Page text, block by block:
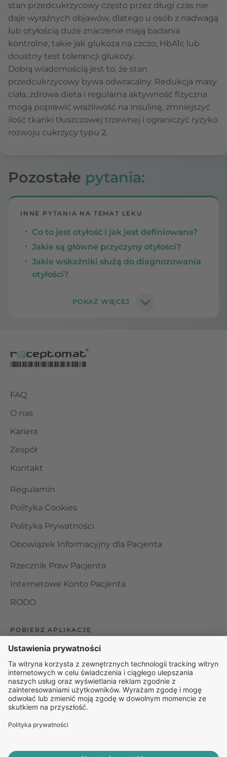
stan przedcukrzycowy często przez długi czas nie
daje wyraźnych objawów, dlatego u osób z nadwagą
lub otyłością duże znaczenie mają badania
kontrolne, takie jak glukoza na czczo, HbA1c lub
doustny test tolerancji glukozy.
Dobrą wiadomością jest to, że stan
przedcukrzycowy bywa odwracalny. Redukcja masy
ciała, zdrowa dieta i regularna aktywność fizyczna
mogą poprawić wrażliwość na insulinę, zmniejszyć
ilość tkanki tłuszczowej trzewnej i ograniczyć ryzyko
rozwoju cukrzycy typu 2.
Pozostałe pytania:
INNE PYTANIA NA TEMAT LEKU
Co to jest otyłość i jak jest definiowana?
Jakie są główne przyczyny otyłości?
Jakie wskaźniki służą do diagnozowania
otyłości?
FAQ
O nas
Kariera
Zespół
Kontakt
Regulamin
Polityka Cookies
Polityka Prywatności
Obowiązek Informacyjny dla Pacjenta
Rzecznik Praw Pacjenta
Internetowe Konto Pacjenta
RODO
POBIERZ APLIKACJĘ
Organizator udzielania świadczeń telemedycznych jest
podmiotem leczniczym w rozumieniu ustawy z dnia 15
kwietnia 2011 roku o działalności leczniczej, wpisanym do
rejestru podmiotów wykonujących działalność leczniczą pod
numerem: 000000229172.